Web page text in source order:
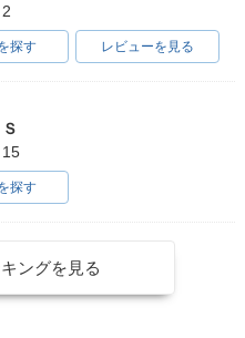
探す レビューを見る
探す
ングを見る